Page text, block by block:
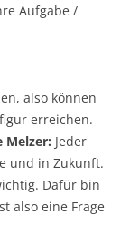
Aufgabe /
also können
erreichen.
Melzer: Jeder
und in Zukunft.
Dafür bin
also eine Frage